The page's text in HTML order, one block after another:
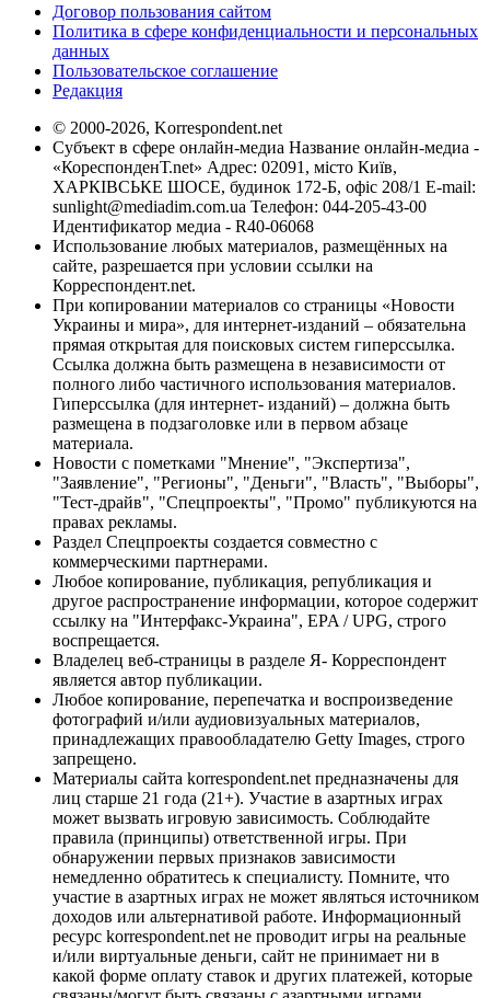
Договор пользования сайтом
Политика в сфере конфиденциальности и персональных
данных
Пользовательское соглашение
Редакция
© 2000-2026, Korrespondent.net
Субъект в сфере онлайн-медиа Название онлайн-медиа -
«КореспонденТ.net» Адрес: 02091, місто Київ,
ХАРКІВСЬКЕ ШОСЕ, будинок 172-Б, офіс 208/1 E-mail:
sunlight@mediadim.com.ua Телефон: 044-205-43-00
Идентификатор медиа - R40-06068
Использование любых материалов, размещённых на
сайте, разрешается при условии ссылки на
Корреспондент.net.
При копировании материалов со страницы «Новости
Украины и мира», для интернет-изданий – обязательна
прямая открытая для поисковых систем гиперссылка.
Ссылка должна быть размещена в независимости от
полного либо частичного использования материалов.
Гиперссылка (для интернет- изданий) – должна быть
размещена в подзаголовке или в первом абзаце
материала.
Новости с пометками "Мнение", "Экспертиза",
"Заявление", "Регионы", "Деньги", "Власть", "Выборы",
"Тест-драйв", "Спецпроекты", "Промо" публикуются на
правах рекламы.
Раздел Спецпроекты создается совместно с
коммерческими партнерами.
Любое копирование, публикация, републикация и
другое распространение информации, которое содержит
ссылку на "Интерфакс-Украина", EPA / UPG, строго
воспрещается.
Владелец веб-страницы в разделе Я- Корреспондент
является автор публикации.
Любое копирование, перепечатка и воспроизведение
фотографий и/или аудиовизуальных материалов,
принадлежащих правообладателю Getty Images, строго
запрещено.
Материалы сайта korrespondent.net предназначены для
лиц старше 21 года (21+). Участие в азартных играх
может вызвать игровую зависимость. Соблюдайте
правила (принципы) ответственной игры. При
обнаружении первых признаков зависимости
немедленно обратитесь к специалисту. Помните, что
участие в азартных играх не может являться источником
доходов или альтернативой работе. Информационный
ресурс korrespondent.net не проводит игры на реальные
и/или виртуальные деньги, сайт не принимает ни в
какой форме оплату ставок и других платежей, которые